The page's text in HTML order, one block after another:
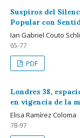
Suspiros del
Popular con
Ian Gabriel Couto
65-77
PDF
Londres 38,
en vigencia de la
Elisa Ramírez Coloma
78-97